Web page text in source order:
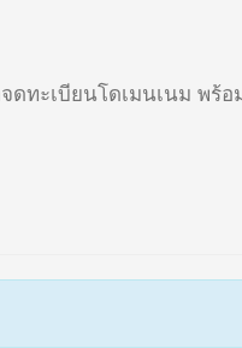
ดทะเบียนโดเมนเนม พร้อ